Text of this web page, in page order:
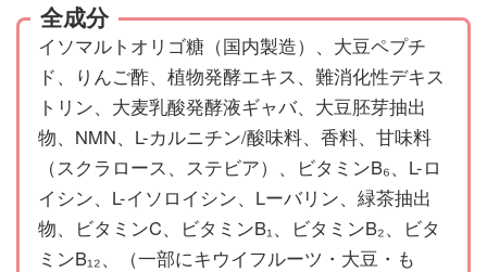
全成分
イソマルトオリゴ糖（国内製造）、大豆ペプチ
ド、りんご酢、植物発酵エキス、難消化性デキス
トリン、大麦乳酸発酵液ギャバ、大豆胚芽抽出
物、NMN、L-カルニチン/酸味料、香料、甘味料
（スクラロース、ステビア）、ビタミンB₆、L-ロ
イシン、L-イソロイシン、Lーバリン、緑茶抽出
物、ビタミンC、ビタミンB₁、ビタミンB₂、ビタ
ミンB₁₂、（一部にキウイフルーツ・大豆・も